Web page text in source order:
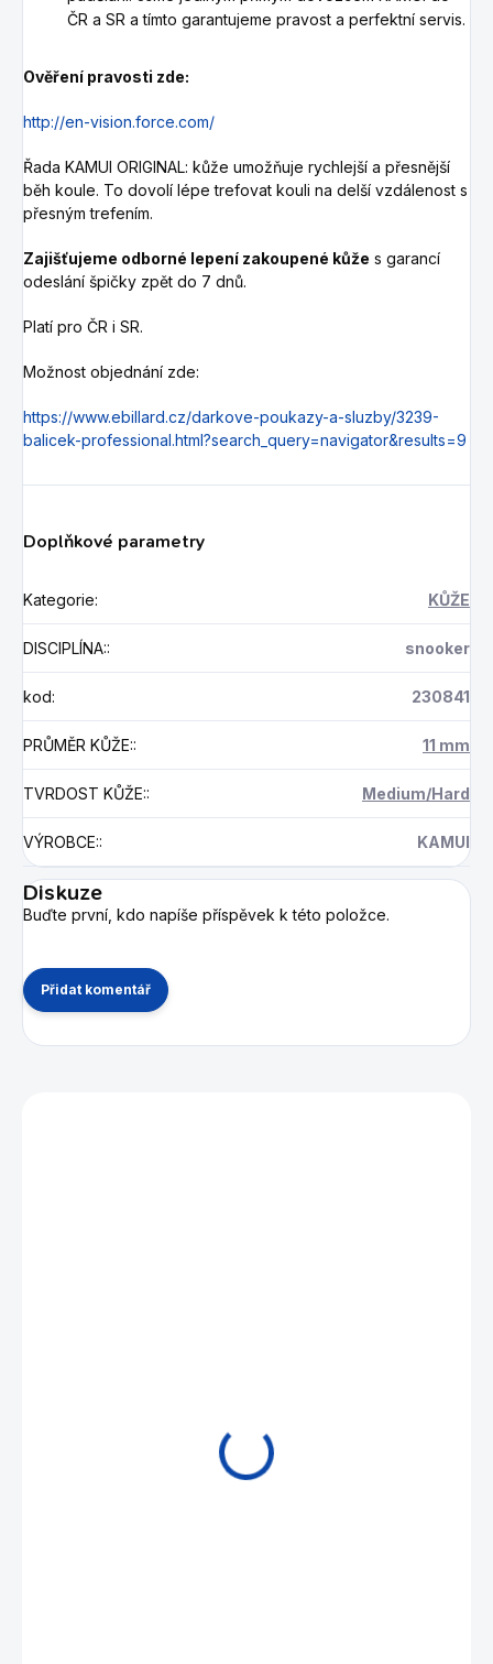
ČR a SR a tímto garantujeme pravost a perfektní servis.
Ověření pravosti zde:
http://en-vision.force.com/
Řada KAMUI ORIGINAL: kůže umožňuje rychlejší a přesnější
běh koule. To dovolí lépe trefovat kouli na delší vzdálenost s
přesným trefením.
Zajišťujeme odborné lepení zakoupené kůže s garancí
odeslání špičky zpět do 7 dnů.
Platí pro ČR i SR.
Možnost objednání zde:
https://www.ebillard.cz/darkove-poukazy-a-sluzby/3239-
balicek-professional.html?search_query=navigator&results=9
Doplňkové parametry
Kategorie: KŮŽE
DISCIPLÍNA:: snooker
kod: 230841
PRŮMĚR KŮŽE:: 11 mm
TVRDOST KŮŽE:: Medium/Hard
VÝROBCE:: KAMUI
Diskuze
Buďte první, kdo napíše příspěvek k této položce.
Přidat komentář